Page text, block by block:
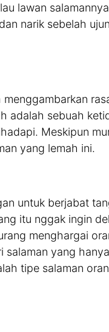
lawan
narik sebelah
adalah sebuah
Meskipun
yang lemah ini.
untuk berjabat
itu nggak ingin
menghargai
yang
tipe salaman